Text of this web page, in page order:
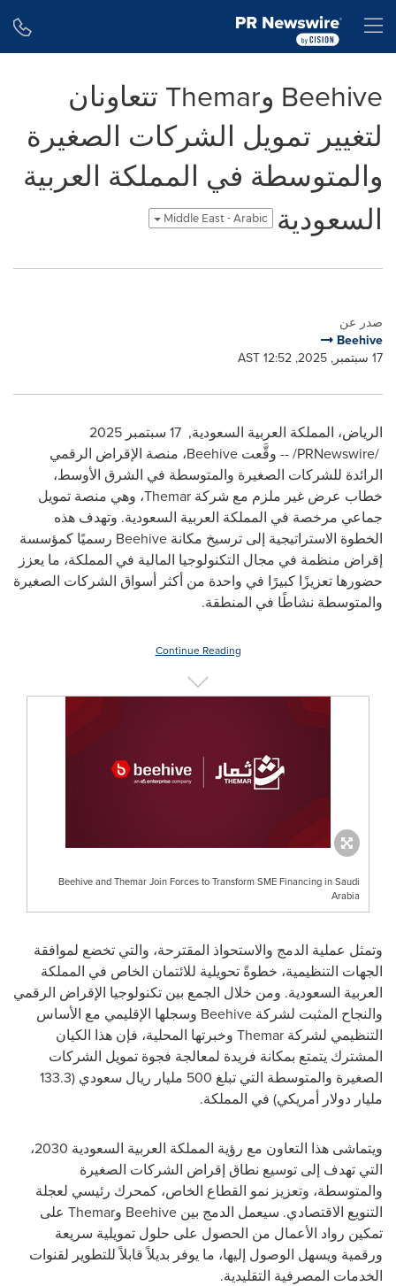
Beehive وThemar تتعاونان
لتغيير تمويل الشركات الصغيرة
والمتوسطة في المملكة العربية
السعودية
Middle East - Arabic
صدر عن
Beehive
17 سبتمبر, 2025, 12:52 AST
الرياض، المملكة العربية السعودية,
/PRNewswire/ -- وقَّعت Beehive، منصة الإقراض الرقمي
الرائدة للشركات الصغيرة والمتوسطة في الشرق الأوسط،
خطاب عرض غير ملزم مع شركة Themar، وهي منصة تمويل
جماعي مرخصة في المملكة العربية السعودية. وتهدف هذه
الخطوة الاستراتيجية إلى ترسيخ مكانة Beehive رسميًا كمؤسسة
إقراض منظمة في مجال التكنولوجيا المالية في المملكة، ما يعزز
حضورها تعزيزًا كبيرًا في واحدة من أكثر أسواق الشركات الصغيرة
والمتوسطة نشاطًا في المنطقة.
Continue Reading
Beehive and Themar Join Forces to Transform SME Financing in Saudi
Arabia
وتمثل عملية الدمج والاستحواذ المقترحة، والتي تخضع لموافقة
الجهات التنظيمية، خطوةً تحويلية للائتمان الخاص في المملكة
العربية السعودية. ومن خلال الجمع بين تكنولوجيا الإقراض الرقمي
والنجاح المثبت لشركة Beehive وسجلها الإقليمي مع الأساس
التنظيمي لشركة Themar وخبرتها المحلية، فإن هذا الكيان
المشترك يتمتع بمكانة فريدة لمعالجة فجوة تمويل الشركات
الصغيرة والمتوسطة التي تبلغ 500 مليار ريال سعودي (133.3
مليار دولار أمريكي) في المملكة.
ويتماشى هذا التعاون مع رؤية المملكة العربية السعودية 2030،
التي تهدف إلى توسيع نطاق إقراض الشركات الصغيرة
والمتوسطة، وتعزيز نمو القطاع الخاص، كمحرك رئيسي لعجلة
التنويع الاقتصادي. سيعمل الدمج بين Beehive وThemar على
تمكين رواد الأعمال من الحصول على حلول تمويلية سريعة
ورقمية ويسهل الوصول إليها، ما يوفر بديلاً قابلاً للتطوير لقنوات
الخدمات المصرفية التقليدية.